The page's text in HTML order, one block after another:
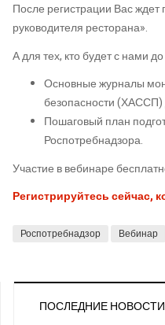
После регистрации Вас ждет
руководителя ресторана».
А для тех, кто будет с нами
Основные журналы
безопасности (ХАССП)
Пошаговый план
Роспотребнадзора.
Участие в вебинаре
Регистрируйтесь сейчас,
Роспотребнадзор Вебинар
ПОСЛЕДНИЕ НОВОСТИ